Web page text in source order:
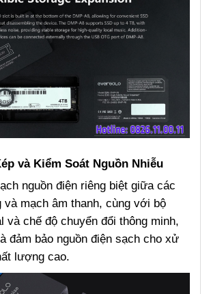
và Kiểm Soát Nguồn Nhiễu
nguồn điện riêng biệt giữa các
và mạch âm thanh, cùng với bộ
và chế độ chuyển đổi thông minh,
đảm bảo nguồn điện sạch cho xử
lượng cao.